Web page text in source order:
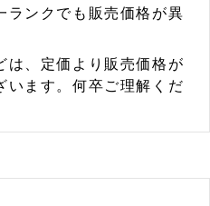
ランクでも販売価格が異
は、定価より販売価格が
います。何卒ご理解くだ